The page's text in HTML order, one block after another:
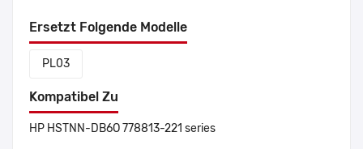
Ersetzt Folgende Modelle
PL03
Kompatibel Zu
HP HSTNN-DB6O 778813-221 series